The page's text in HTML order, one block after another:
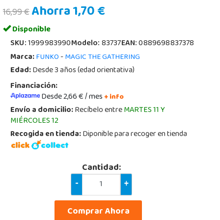
16,99 €Ahorra 1,70 €
Disponible
SKU:1999983990Modelo:83737EAN:0889698837378
Marca:FUNKO-MAGIC THE GATHERING
Edad:Desde 3 años (edad orientativa)
Financiación:
Desde 2,66 € / mes+ info
Envío a domicilio:Recíbelo entreMARTES 11 Y
MIÉRCOLES 12
Recogida en tienda:Diponible para recoger en tienda
Cantidad:
-
+
Comprar Ahora